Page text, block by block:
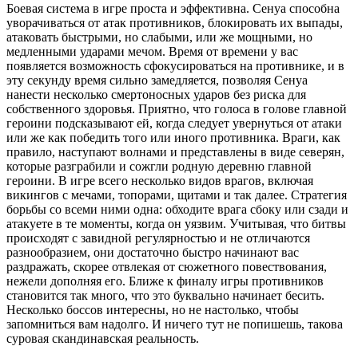
Боевая система в игре проста и эффективна. Сенуа способна
уворачиваться от атак противников, блокировать их выпады,
атаковать быстрыми, но слабыми, или же мощными, но
медленными ударами мечом. Время от времени у вас
появляется возможность сфокусироваться на противнике, и в
эту секунду время сильно замедляется, позволяя Сенуа
нанести несколько смертоносных ударов без риска для
собственного здоровья. Приятно, что голоса в голове главной
героини подсказывают ей, когда следует увернуться от атаки
или же как победить того или иного противника. Враги, как
правило, наступают волнами и представлены в виде северян,
которые разграбили и сожгли родную деревню главной
героини. В игре всего несколько видов врагов, включая
викингов с мечами, топорами, щитами и так далее. Стратегия
борьбы со всеми ними одна: обходите врага сбоку или сзади и
атакуете в те моменты, когда он уязвим. Учитывая, что битвы
происходят с завидной регулярностью и не отличаются
разнообразием, они достаточно быстро начинают вас
раздражать, скорее отвлекая от сюжетного повествования,
нежели дополняя его. Ближе к финалу игры противников
становится так много, что это буквально начинает бесить.
Несколько боссов интересны, но не настолько, чтобы
запомниться вам надолго. И ничего тут не попишешь, такова
суровая скандинавская реальность.